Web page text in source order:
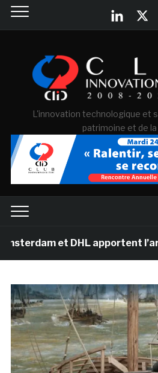
L'innovation technologique et
patrimoine et de
et DHL apportent l’art dans